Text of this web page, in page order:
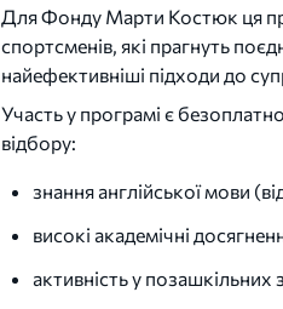
Для Фонду Марти Костюк ця
спортсменів, які прагнуть
найефективніші підходи до
Участь у програмі є
відбору:
знання англійської мови
високі академічні
активність у позашкільних